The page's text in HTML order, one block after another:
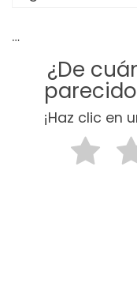
…
¿De
¡Haz clic en